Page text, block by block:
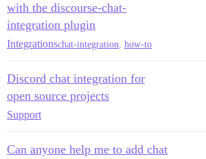
with the discourse-chat-
integration plugin
Integrationschat-integration how-to
Discord chat integration for
open source projects
Support
Can anyone help me to add chat